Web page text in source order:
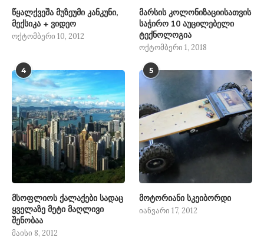
წყალქვეშა მუზეუმი კანკუნი,
მექსიკა + ვიდეო
ოქტომბერი 10, 2012
მარსის კოლონიზაციისათვის
საჭირო 10 აუცილებელი
ტექნოლოგია
ოქტომბერი 1, 2018
4
მსოფლიოს ქალაქები სადაც
ყველაზე მეტი მაღლივი
შენობაა
მაისი 8, 2012
5
მოტორიანი სკეიბორდი
იანვარი 17, 2012